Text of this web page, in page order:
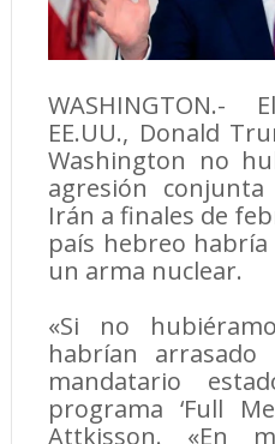
EE.UU., Donald
Washington no
agresión
Irán a finales de
país hebreo
un arma nuclear.
«Si no
habrían arrasado
mandatario
programa ‘Full
Attkisson. «En